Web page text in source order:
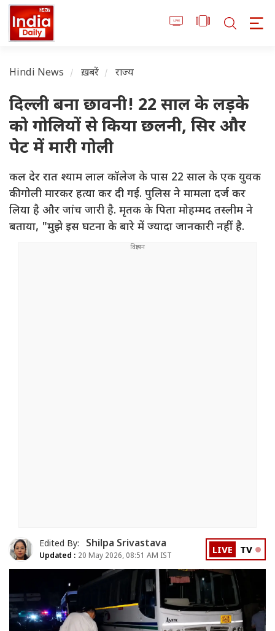
Hindi News ख़बरें राज्य
दिल्ली बना छावनी! 22 साल के लड़के
को गोलियों से किया छलनी, सिर और
पेट में मारी गोली
कल देर रात श्याम लाल कॉलेज के पास 22 साल के एक युवक
की गोली मारकर हत्या कर दी गई. पुलिस ने मामला दर्ज कर
लिया है और जांच जारी है. मृतक के पिता मोहम्मद तस्लीम ने
बताया, "मुझे इस घटना के बारे में ज्यादा जानकारी नहीं है.
Edited By: Shilpa Srivastava
Updated : 20 May 2026, 08:51 AM IST LIVE TV